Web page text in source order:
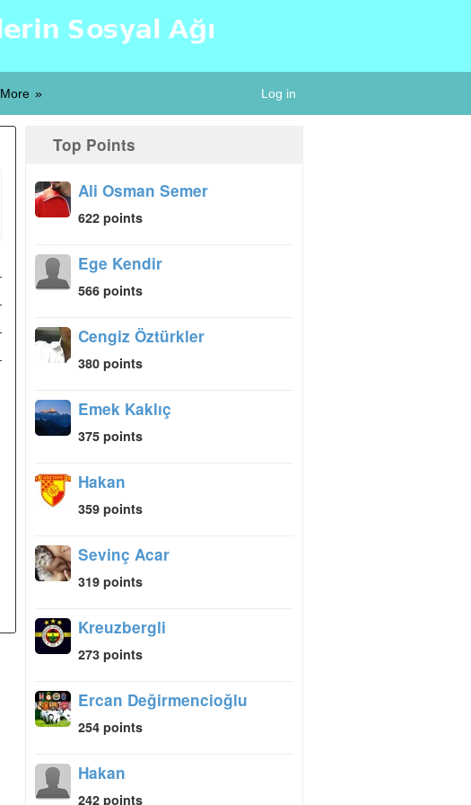
Log in
More
Top Points
Ali Osman Semer
622 points
Ege Kendir
566 points
Cengiz Öztürkler
380 points
Emek Kaklıç
375 points
Hakan
359 points
Sevinç Acar
319 points
Kreuzbergli
273 points
Ercan Değirmencioğlu
254 points
Hakan
242 points